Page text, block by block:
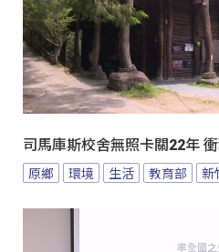
司馬庫斯校舍無照卡關22年
原鄉 環境 生活 教育部 新